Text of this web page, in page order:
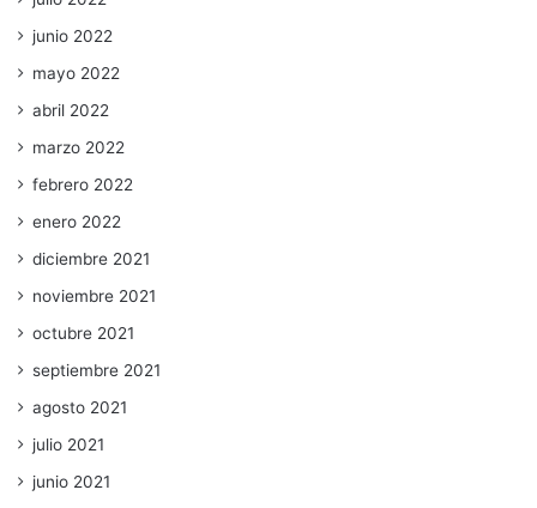
junio 2022
mayo 2022
abril 2022
marzo 2022
febrero 2022
enero 2022
diciembre 2021
noviembre 2021
octubre 2021
septiembre 2021
agosto 2021
julio 2021
junio 2021